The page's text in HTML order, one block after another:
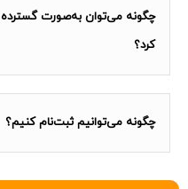
چگونه می‌توان به‌صورت گسترده و
کرد؟
چگونه می‌توانیم ثبت‌نام کنیم؟